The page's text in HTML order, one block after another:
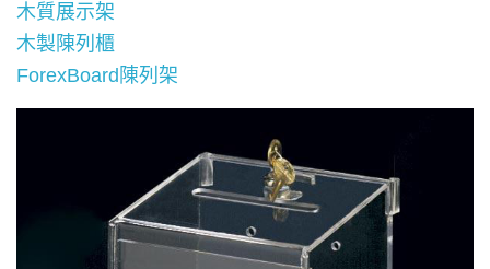
木質展示架
木製陳列櫃
ForexBoard陳列架